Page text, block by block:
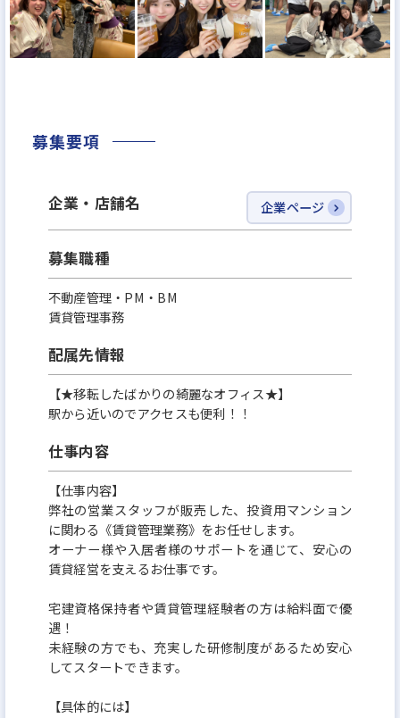
★ビッグライフ21「アクセスランキング第1位」（約
5,600社中）
☆Facebook いいね数「不動産投資業界 第1位」
年）
＜ アンケート調査でも、驚異の6冠 ＞
○従業員満足度 第1位
●入社したい会社 第1位
○働きやすい会社 第1位 ※ゼネラルリサーチ社
→ 日本企業上位1.3%以内に入る高評価
＜アジア太平洋急成長企業ランキング 4年連続選出＞
→ 2025年は“不動産業界 国内1位”という快挙。
私たちは、社員一人ひとりの「働く幸せ」を本気で
追求しながら成長しています。
■賃貸管理（PM）なのに“圧倒的に働きやすい”環境
PM業界は、
・残業が多い
・業務が属人的
募集要項
企業・店舗名 企業ページ
募集職種
不動産管理・PM・BM
賃貸管理事務
配属先情報
【★移転したばかりの綺麗なオフィス★】
駅から近いのでアクセスも便利！！
仕事内容
【仕事内容】
弊社の営業スタッフが販売した、投資用マンション
に関わる《賃貸管理業務》をお任せします。
オーナー様や入居者様のサポートを通じて、安心の
賃貸経営を支えるお仕事です。
宅建資格保持者や賃貸管理経験者の方は給料面で優
遇！
未経験の方でも、充実した研修制度があるため安心
してスタートできます。
【具体的には】